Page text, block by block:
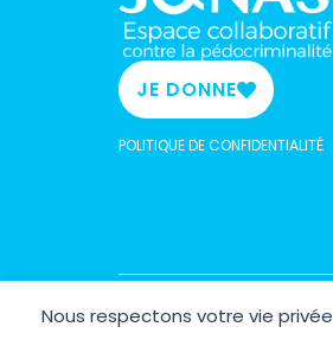
Nous respectons votre vie
JE DONNE
POLITIQUE DE CONFIDENTIALITÉ